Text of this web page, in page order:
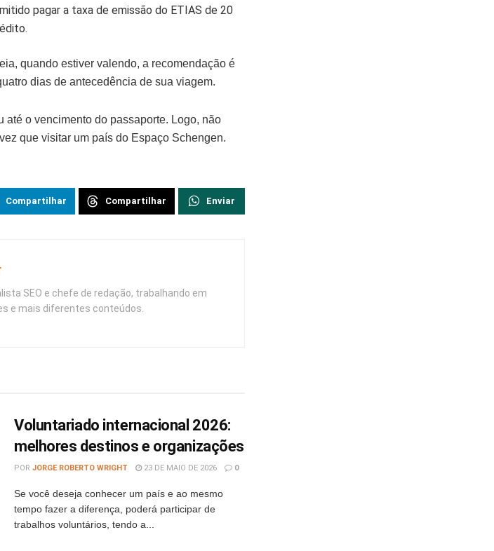
pagar a taxa de emissão do ETIAS de 20
quando estiver valendo, a recomendação é
dias de antecedência de sua viagem.
até o vencimento do passaporte. Logo, não
que visitar um país do Espaço Schengen.
Compartilhar Compartilhar Enviar
SEO e chefe de redação, trabalhando em
e mais diferentes conteúdos.
Voluntariado internacional 2026:
melhores destinos e organizações
POR JORGE ROBERTO WRIGHT 23 DE MAIO DE 2026 0
Se você deseja conhecer um país e ao mesmo
tempo fazer a diferença, poderá participar de
trabalhos voluntários, tendo a...